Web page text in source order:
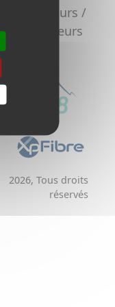
Promoteurs /
Aménageurs
2026, Tous droits
réservés